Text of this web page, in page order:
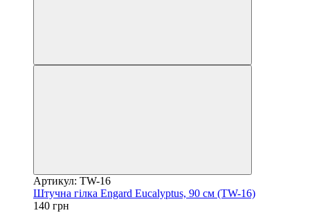
Артикул: TW-16
Штучна гілка Engard Eucalyptus, 90 см (TW-16)
140 грн